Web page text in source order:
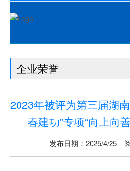
公司概况
党群工作
精品工程
企业荣誉
2023年被评为第三届湖
春建功”专项“向上向
发布日期：2025/4/25